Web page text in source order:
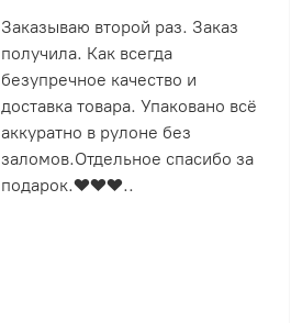
Заказываю второй раз. Заказ
получила. Как всегда
безупречное качество и
доставка товара. Упаковано всё
аккуратно в рулоне без
заломов.Отдельное спасибо за
подарок.❤️❤️❤️..